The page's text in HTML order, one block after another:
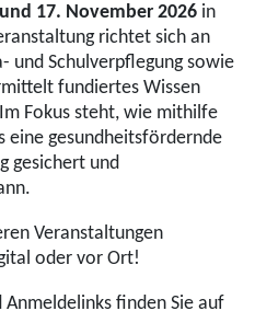
17. November 2026 in
richtet sich an
und Schulverpflegung sowie
fundiertes Wissen
Fokus steht, wie mithilfe
eine gesundheitsfördernde
gesichert und
Veranstaltungen
oder vor Ort!
finden Sie auf